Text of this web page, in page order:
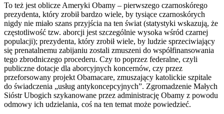
To też jest oblicze Ameryki Obamy – pierwszego czarnoskórego
prezydenta, który zrobił bardzo wiele, by tysiące czarnoskórych
nigdy nie miało szans przyjścia na ten świat (statystyki wskazują, że
częstotliwość tzw. aborcji jest szczególnie wysoka wśród czarnej
populacji); prezydenta, który zrobił wiele, by ludzie sprzeciwiający
się prenatalnemu zabijaniu zostali zmuszeni do współfinansowania
tego zbrodniczego procederu. Czy to poprzez federalne, czyli
publiczne dotacje dla aborcyjnych koncernów, czy przez
przeforsowany projekt Obamacare, zmuszający katolickie szpitale
do świadczenia „usług antykoncepcyjnych”. Zgromadzenie Małych
Sióstr Ubogich szykanowane przez administrację Obamy z powodu
odmowy ich udzielania, coś na ten temat może powiedzieć.